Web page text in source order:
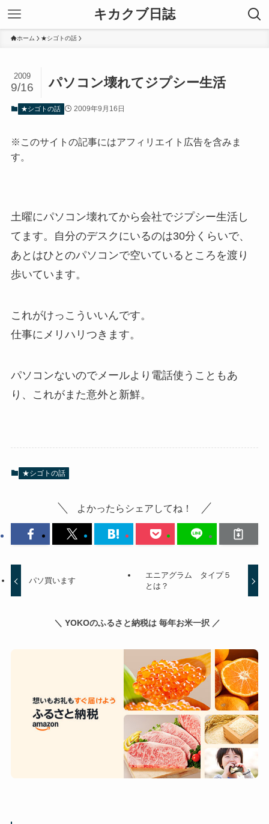
キカクブ日誌
ホーム ★シゴトの話
パソコン壊れてジプシー生活
2009
9/16
★シゴトの話 2009年9月16日
※このサイトの記事にはアフィリエイト広告を含みま
す。
土曜にパソコン壊れてから会社でジプシー生活し
てます。自分のデスクにいるのは30分くらいで、
あとはひとのパソコンで空いているところを渡り
歩いています。
これがけっこういいんです。
仕事にメリハリつきます。
パソコンないのでメールより電話使うこともあ
り、これがまた意外と新鮮。
★シゴトの話
よかったらシェアしてね！
パソ買います
エニアグラム タイプ５
とは？
＼ YOKOのふるさと納税は 毎年お米一択 ／